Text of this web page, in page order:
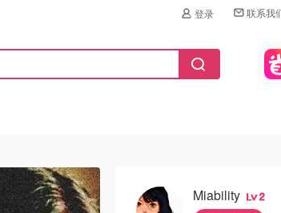
登录 联系我
Miability 2